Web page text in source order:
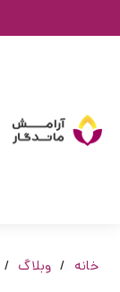
خانه وبلاگ